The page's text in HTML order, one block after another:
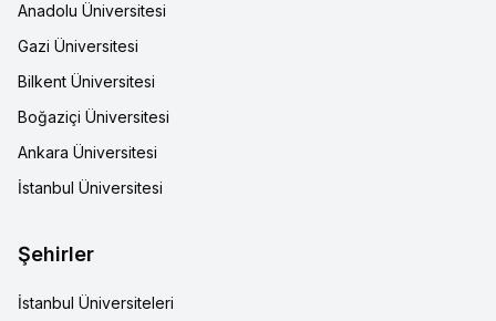
Anadolu Üniversitesi
Gazi Üniversitesi
Bilkent Üniversitesi
Boğaziçi Üniversitesi
Ankara Üniversitesi
İstanbul Üniversitesi
Şehirler
İstanbul Üniversiteleri